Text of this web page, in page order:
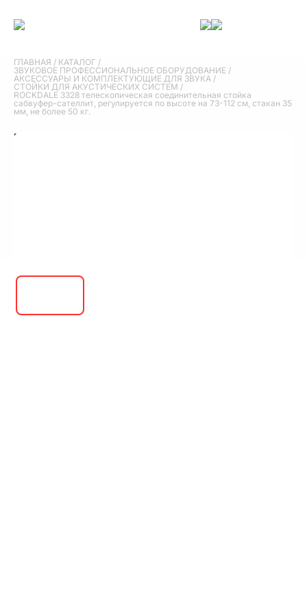
ГЛАВНАЯ / КАТАЛОГ /
ЗВУКОВОЕ ПРОФЕССИОНАЛЬНОЕ ОБОРУДОВАНИЕ /
АКСЕССУАРЫ И КОМПЛЕКТУЮЩИЕ ДЛЯ ЗВУКА /
СТОЙКИ ДЛЯ АКУСТИЧЕСКИХ СИСТЕМ /
ROCKDALE 3328 телескопическая соединительная стойка
сабвуфер-сателлит, регулируется по высоте на 73-112 см, стакан 35
мм, не более 50 кг.
ROCKDALE 3328 телескопическая